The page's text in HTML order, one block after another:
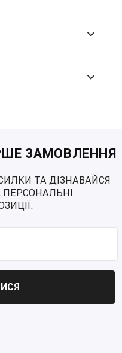
ЗАМОВЛЕННЯ
ТА ДІЗНАВАЙСЯ
ПЕРСОНАЛЬНІ